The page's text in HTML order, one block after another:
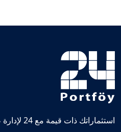
استثماراتك ذات قيمة مع 24 لإدارة صناديق الإستثمار